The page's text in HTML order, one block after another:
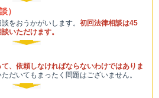
）
をおうかがいします。 初回法律相談は45
いただけます。
、依頼しなければならないわけではありま
だいてもまったく問題はございません。